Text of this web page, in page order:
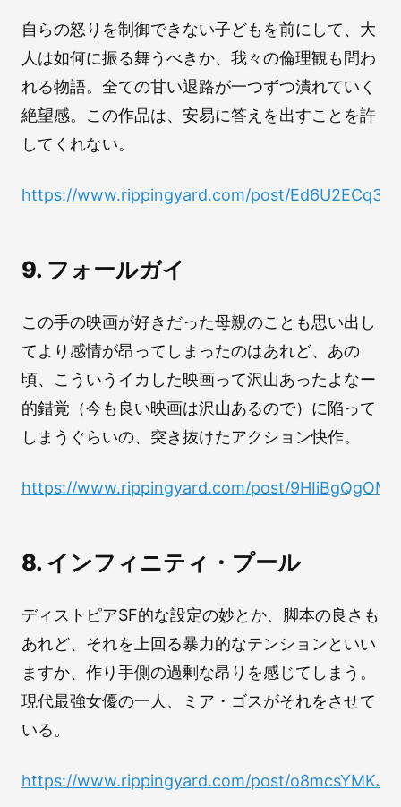
自らの怒りを制御できない子どもを前にして、大
人は如何に振る舞うべきか、我々の倫理観も問わ
れる物語。全ての甘い退路が一つずつ潰れていく
絶望感。この作品は、安易に答えを出すことを許
してくれない。
https://www.rippingyard.com/post/
9. フォールガイ
この手の映画が好きだった母親のことも思い出し
てより感情が昂ってしまったのはあれど、あの
頃、こういうイカした映画って沢山あったよなー
的錯覚（今も良い映画は沢山あるので）に陥って
しまうぐらいの、突き抜けたアクション快作。
https://www.rippingyard.com/post/
8. インフィニティ・プール
ディストピアSF的な設定の妙とか、脚本の良さも
あれど、それを上回る暴力的なテンションといい
ますか、作り手側の過剰な昂りを感じてしまう。
現代最強女優の一人、ミア・ゴスがそれをさせて
いる。
https://www.rippingyard.com/post/